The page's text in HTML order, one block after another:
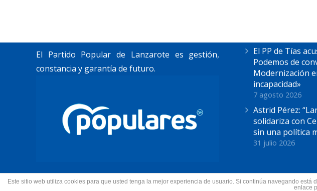
El Partido Popular de Lanzarote es gestión,
constancia y garantía de futuro.
El PP de Tías
Podemos de
Modernización
incapacidad»
7 agosto 2026
Astrid Pérez:
solidariza con
sin una política
31 julio 2026
© 2022 Partido Popular de Lanzarote.
Este sitio web utiliza cookies para que usted tenga la mejor experiencia de usuario. Si continúa navegando
enlace